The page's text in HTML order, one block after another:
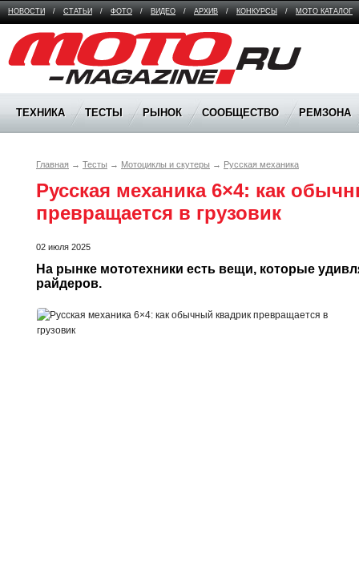
НОВОСТИ / СТАТЬИ / ФОТО / ВИДЕО / АРХИВ / КОНКУРСЫ / МОТО КАТАЛОГ
Moto Magazine
ТЕХНИКА ТЕСТЫ РЫНОК СООБЩЕСТВО РЕМЗОНА
Главная → Тесты → Мотоциклы и скутеры → Русская механика
Русская механика 6×4: как
превращается в грузовик
02 июля 2025
На рынке мототехники есть вещи, которые
райдеров.